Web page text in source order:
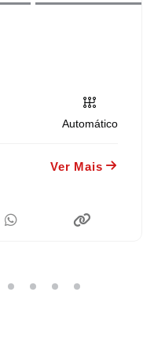
Automático
Ver Mais